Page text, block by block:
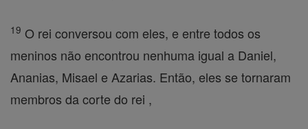
19 O rei conversou com eles, e entre todos os
meninos não encontrou nenhuma igual a Daniel,
Ananias, Misael e Azarias. Então, eles se tornaram
membros da corte do rei ,